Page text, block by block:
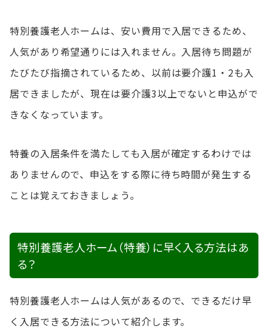
特別養護老人ホームは、安い費用で入居できるため、
人気があり希望通りには入れません。入居待ち問題が
たびたび指摘されているため、以前は要介護1・2も入
居できましたが、現在は要介護3以上でないと申込がで
きなくなっています。
特養の入居条件を満たしても入居が確定するわけでは
ありませんので、申込をする際に待ち時間が発生する
ことは覚えておきましょう。
特別養護老人ホーム（特養）に早く入る方法はあ
る？
特別養護老人ホームは人気があるので、できるだけ早
く入居できる方法について紹介します。